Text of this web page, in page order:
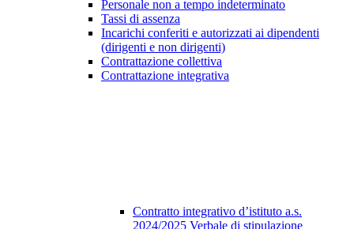
Personale non a tempo indeterminato
Tassi di assenza
Incarichi conferiti e autorizzati ai dipendenti
(dirigenti e non dirigenti)
Contrattazione collettiva
Contrattazione integrativa
Contratto integrativo d’istituto a.s.
2024/2025 Verbale di stipulazione